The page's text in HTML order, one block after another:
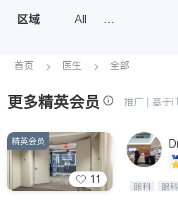
房地产租售
教育
非盈利组织
区域
All
首页 医生 全部
更多精英会员 推广 | 基于
11
精英会员
Wang
眼科 眼科